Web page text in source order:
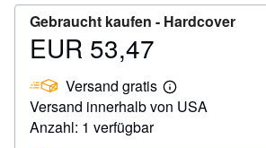
Gebraucht kaufen - Hardcover
Preis
53,47
EUR 53,47
Versand gratis
Weitere
Informationen
Versand innerhalb von USA
Anzahl: 1 verfügbar